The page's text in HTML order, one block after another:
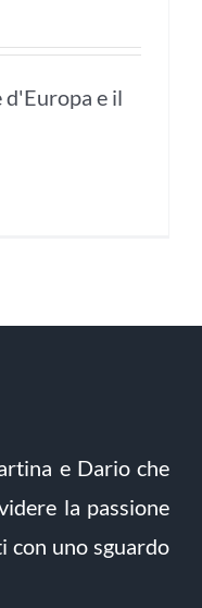
d'Europa e il
e Dario che
la passione
con uno sguardo